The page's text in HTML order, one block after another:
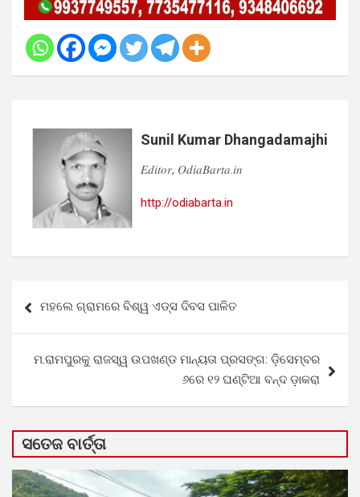
Sunil Kumar Dhangadamajhi
𝐸𝑑𝑖𝑡𝑜𝑟, 𝑂𝑑𝑖𝑎𝐵𝑎𝑟𝑡𝑎.𝑖𝑛
http://odiabarta.in
navigation
ମହଲେ ଗ୍ରାମରେ ବିଶ୍ୱ ଏଡ୍ସ ଦିବସ ପାଳିତ
ମ.ରାମପୁରକୁ ରାଜସ୍ୱ ଉପଖଣ୍ଡ ମାନ୍ୟତା ପ୍ରସଙ୍ଗ: ଡ଼ିସେମ୍ବର
୬ରେ ୧୨ ଘଣ୍ଟିଆ ବନ୍ଦ ଡ଼ାକରା
ସତେଜ ବାର୍ତ୍ତା